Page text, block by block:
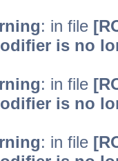
: in file
is no
: in file
is no
: in file